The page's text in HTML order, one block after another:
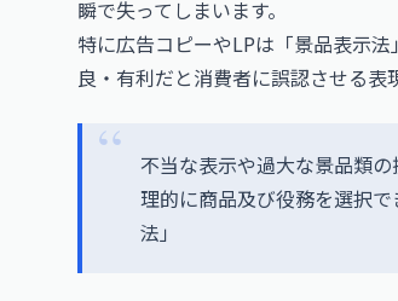
瞬で失ってしまいます。
特に広告コピーやLPは「景品表示
良・有利だと消費者に誤認させる表
不当な表示や過大な景品類
理的に商品及び役務を選択
法」